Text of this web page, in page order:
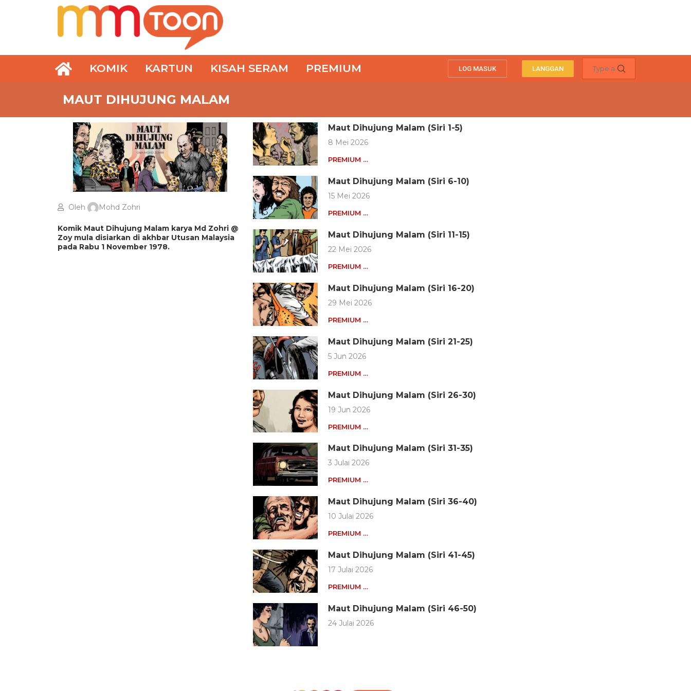
KOMIK KARTUN KISAH SERAM PREMIUM LOG MASUK LANGGAN
MAUT DIHUJUNG MALAM
Oleh Mohd Zohri
Komik Maut Dihujung Malam karya Md Zohri @
Zoy mula disiarkan di akhbar Utusan Malaysia
pada Rabu 1 November 1978.
Maut Dihujung Malam (Siri 1-5)
8 Mei 2026
PREMIUM …
Maut Dihujung Malam (Siri 6-10)
15 Mei 2026
PREMIUM …
Maut Dihujung Malam (Siri 11-15)
22 Mei 2026
PREMIUM …
Maut Dihujung Malam (Siri 16-20)
29 Mei 2026
PREMIUM …
Maut Dihujung Malam (Siri 21-25)
5 Jun 2026
PREMIUM …
Maut Dihujung Malam (Siri 26-30)
19 Jun 2026
PREMIUM …
Maut Dihujung Malam (Siri 31-35)
3 Julai 2026
PREMIUM …
Maut Dihujung Malam (Siri 36-40)
10 Julai 2026
PREMIUM …
Maut Dihujung Malam (Siri 41-45)
17 Julai 2026
PREMIUM …
Maut Dihujung Malam (Siri 46-50)
24 Julai 2026